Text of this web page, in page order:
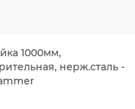
1000мм,
нерж.сталь -